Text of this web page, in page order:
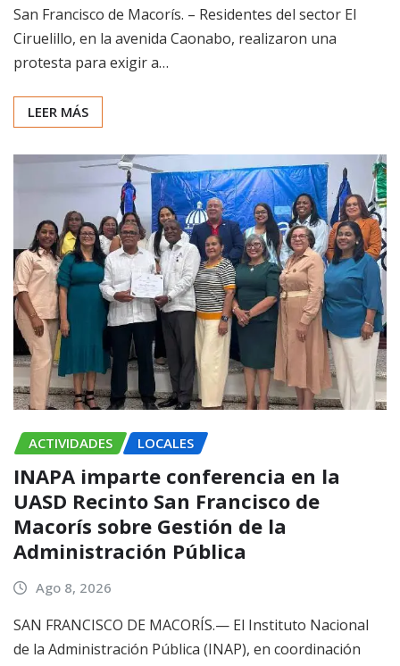
San Francisco de Macorís. – Residentes del sector El
Ciruelillo, en la avenida Caonabo, realizaron una
protesta para exigir a…
LEER MÁS
ACTIVIDADES LOCALES
INAPA imparte conferencia en la
UASD Recinto San Francisco de
Macorís sobre Gestión de la
Administración Pública
Ago 8, 2026
SAN FRANCISCO DE MACORÍS.— El Instituto Nacional
de la Administración Pública (INAP), en coordinación